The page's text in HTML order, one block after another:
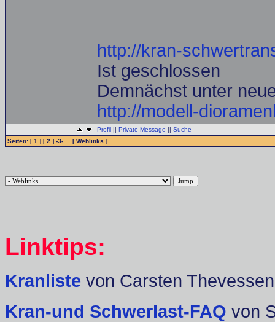
http://kran-
Ist geschlossen
Demnächst unter
http://modell-
Profil || Private Message || Suche
Seiten: [1 ] [2 ] -3- [Weblinks ]
Linktips:
Kranliste von Carsten Thevessen
Kran-und Schwerlast-FAQ von